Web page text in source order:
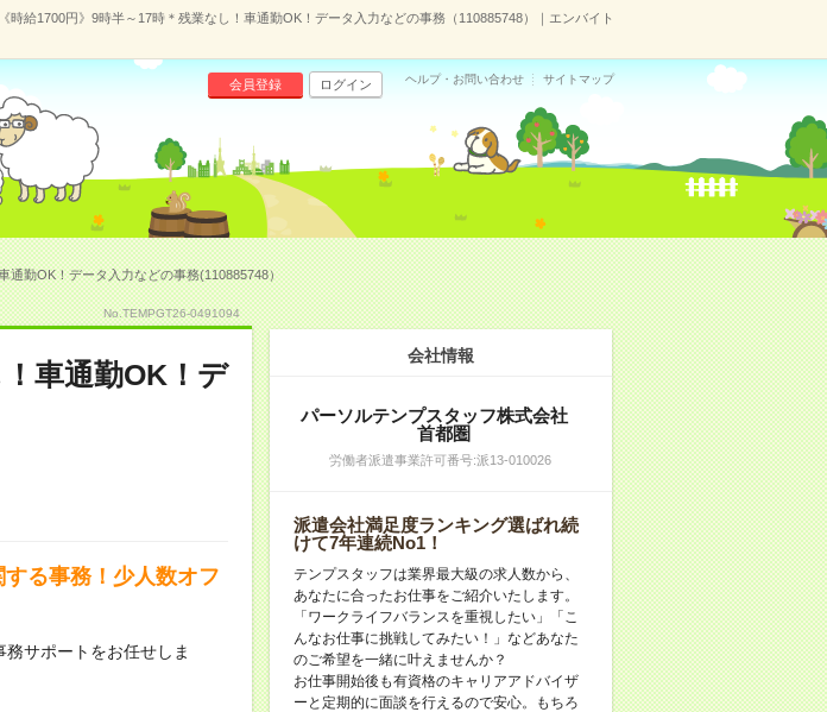
《時給1700円》9時半～17時＊残業なし！車通勤OK！データ入力などの事務（110885748）｜エンバイト
会員登録 ログイン ヘルプ・お問い合わせ サイトマップ
通勤OK！データ入力などの事務(110885748）
No.TEMPGT26-0491094
車通勤OK！デ
る事務！少人数オフ
サポートをお任せしま
会社情報
パーソルテンプスタッフ株式会社
首都圏
労働者派遣事業許可番号:派13-010026
派遣会社満足度ランキング選ばれ続
けて7年連続No1！
テンプスタッフは業界最大級の求人数から、
あなたに合ったお仕事をご紹介いたします。
「ワークライフバランスを重視したい」「こ
んなお仕事に挑戦してみたい！」などあなた
のご希望を一緒に叶えませんか？
お仕事開始後も有資格のキャリアアドバイザ
ーと定期的に面談を行えるので安心。もちろ